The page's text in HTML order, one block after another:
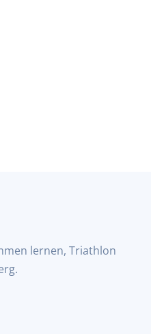
lernen, Triathlon